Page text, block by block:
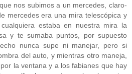
nos subimos a un mercedes, claro-
mercedes era una mira telescópica y
estaba en nuestra mira la
y te sumaba puntos, por supuesto
nunca supe ni manejar, pero si
del auto, y mientras otro maneja,
la ventana y a los fabianes que hay